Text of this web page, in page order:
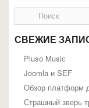
СВЕЖИЕ
Pluso Musiс
Joomla и SEF
Обзор платформ
Страшный зверь